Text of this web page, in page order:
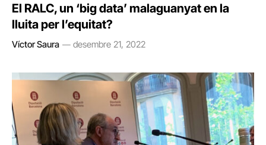
El RALC, un ‘big data’ malaguanyat en la
lluita per l’equitat?
Víctor Saura desembre 21, 2022